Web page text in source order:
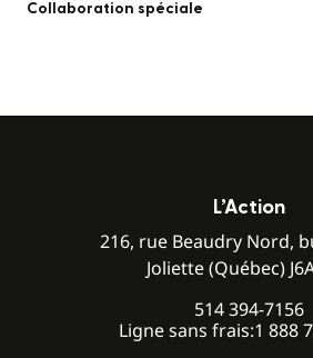
Collaboration spéciale
L’Action
216, rue Beaudry Nord,
Joliette (Québec)
514 394-7156
Ligne sans frais:1 888